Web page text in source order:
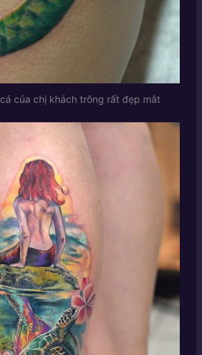
của chị khách trông rất đẹp mắt